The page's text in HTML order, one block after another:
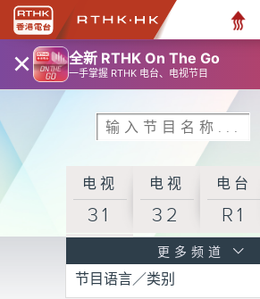
× 全新 RTHK On The Go
一手掌握 RTHK 电台、电视节目
电视
31
电视
32
电台
R1
R3
更多频道
节目语言／类别